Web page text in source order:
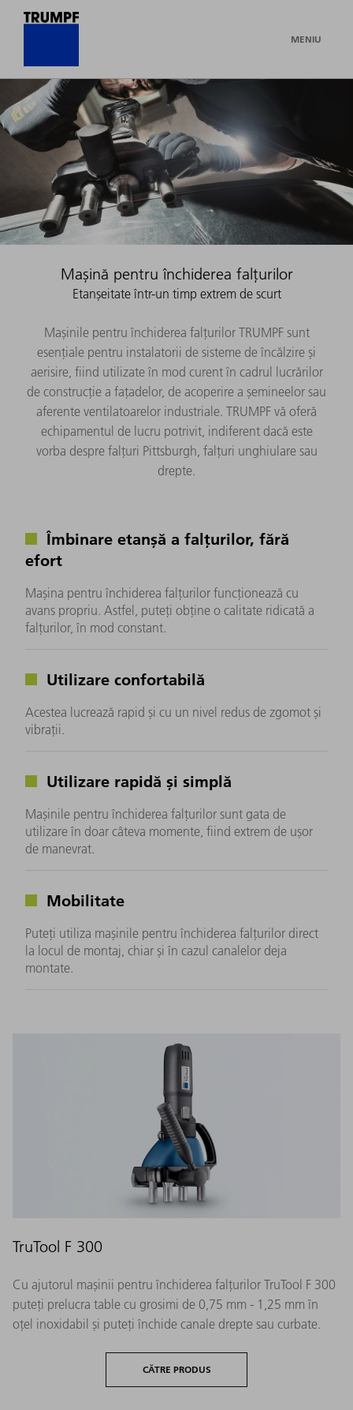
MENIU
Mașină pentru închiderea falțurilor
Etanșeitate într-un timp extrem de scurt
Mașinile pentru închiderea falțurilor TRUMPF sunt
esențiale pentru instalatorii de sisteme de încălzire și
aerisire, fiind utilizate în mod curent în cadrul lucrărilor
de construcție a fațadelor, de acoperire a șemineelor sau
aferente ventilatoarelor industriale. TRUMPF vă oferă
echipamentul de lucru potrivit, indiferent dacă este
vorba despre falțuri Pittsburgh, falțuri unghiulare sau
drepte.
Îmbinare etanșă a falțurilor, fără
efort
Mașina pentru închiderea falțurilor funcționează cu
avans propriu. Astfel, puteți obține o calitate ridicată a
falțurilor, în mod constant.
Utilizare confortabilă
Acestea lucrează rapid și cu un nivel redus de zgomot și
vibrații.
Utilizare rapidă și simplă
Mașinile pentru închiderea falțurilor sunt gata de
utilizare în doar câteva momente, fiind extrem de ușor
de manevrat.
Mobilitate
Puteți utiliza mașinile pentru închiderea falțurilor direct
la locul de montaj, chiar și în cazul canalelor deja
montate.
TruTool F 300
Cu ajutorul mașinii pentru închiderea falțurilor TruTool F 300
puteți prelucra table cu grosimi de 0,75 mm - 1,25 mm în
oțel inoxidabil și puteți închide canale drepte sau curbate.
CĂTRE PRODUS